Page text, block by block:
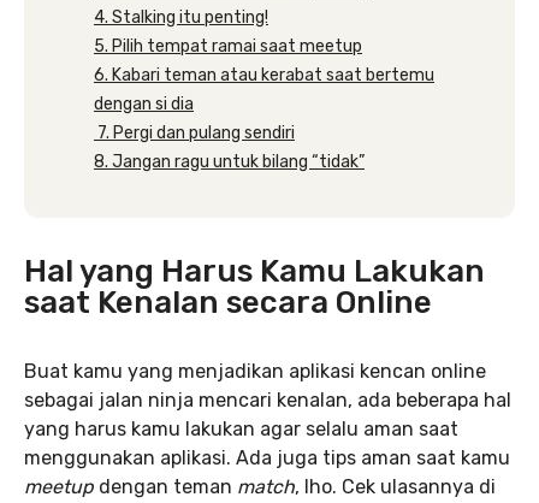
4. Stalking itu penting!
5. Pilih tempat ramai saat meetup
6. Kabari teman atau kerabat saat bertemu
dengan si dia
7. Pergi dan pulang sendiri
8. Jangan ragu untuk bilang “tidak”
Hal yang Harus Kamu Lakukan
saat Kenalan secara Online
Buat kamu yang menjadikan aplikasi kencan online
sebagai jalan ninja mencari kenalan, ada beberapa hal
yang harus kamu lakukan agar selalu aman saat
menggunakan aplikasi. Ada juga tips aman saat kamu
meetup dengan teman match, lho. Cek ulasannya di